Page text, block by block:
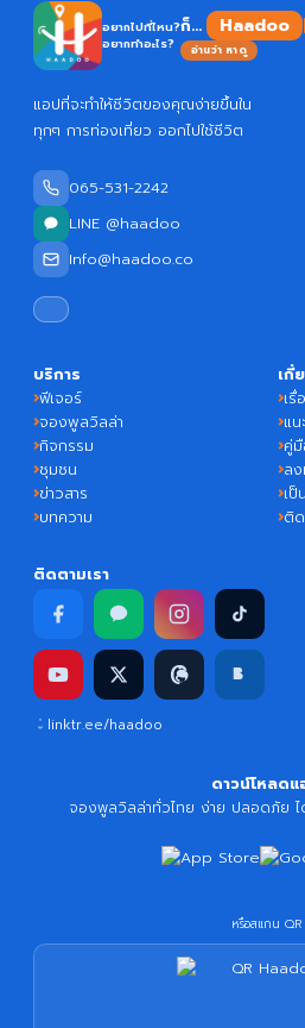
อยากไปที่ไหน?
อยากทำอะไร?
ก็... Haa
อ่านว่า หาดู
แอปที่จะทำให้ชีวิตของคุณง่ายขึ้นใน
ทุกๆ การท่องเที่ยว ออกไปใช้ชีวิต
065-531-2242
LINE @haadoo
Info@haadoo.co
บริการ
ฟีเจอร์
จองพูลวิลล่า
กิจกรรม
ชุมชน
ข่าวสาร
บทความ
เกี่
เรื่
แน
คู่
ล
เป็
ติ
ติดตามเรา
linktr.ee/haadoo
ดาวน์โหลดแ
จองพูลวิลล่าทั่วไทย ง่าย ปลอดภัย
หรือสแกน QR